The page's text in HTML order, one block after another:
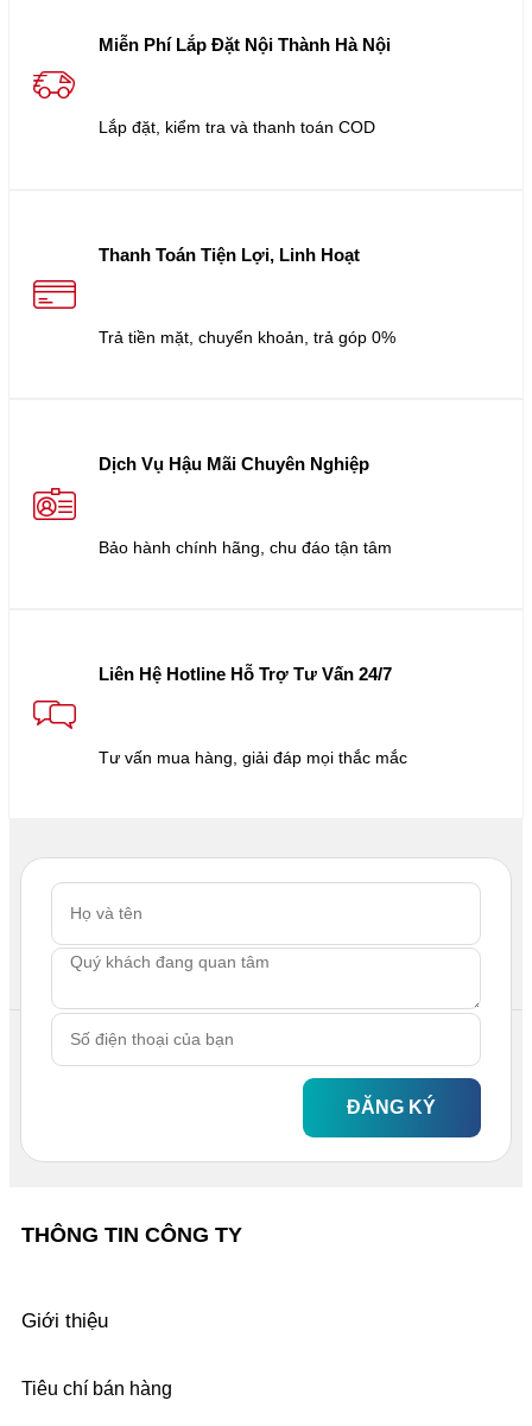
Miễn Phí Lắp Đặt Nội Thành Hà Nội
Lắp đặt, kiểm tra và thanh toán COD
Thanh Toán Tiện Lợi, Linh Hoạt
Trả tiền mặt, chuyển khoản, trả góp 0%
Dịch Vụ Hậu Mãi Chuyên Nghiệp
Bảo hành chính hãng, chu đáo tận tâm
Liên Hệ Hotline Hỗ Trợ Tư Vấn 24/7
Tư vấn mua hàng, giải đáp mọi thắc mắc
ĐĂNG KÝ
THÔNG TIN CÔNG TY
Giới thiệu
Tiêu chí bán hàng